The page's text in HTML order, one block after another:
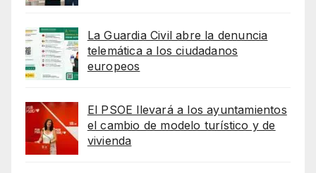
La Guardia Civil abre la denuncia
telemática a los ciudadanos
europeos
El PSOE llevará a los ayuntamientos
el cambio de modelo turístico y de
vivienda